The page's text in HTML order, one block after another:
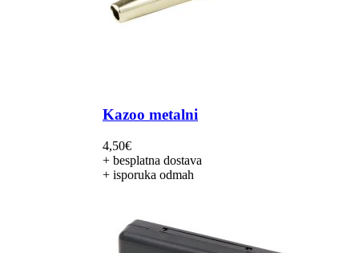
Kazoo metalni
4,50€
+ besplatna dostava
+ isporuka odmah